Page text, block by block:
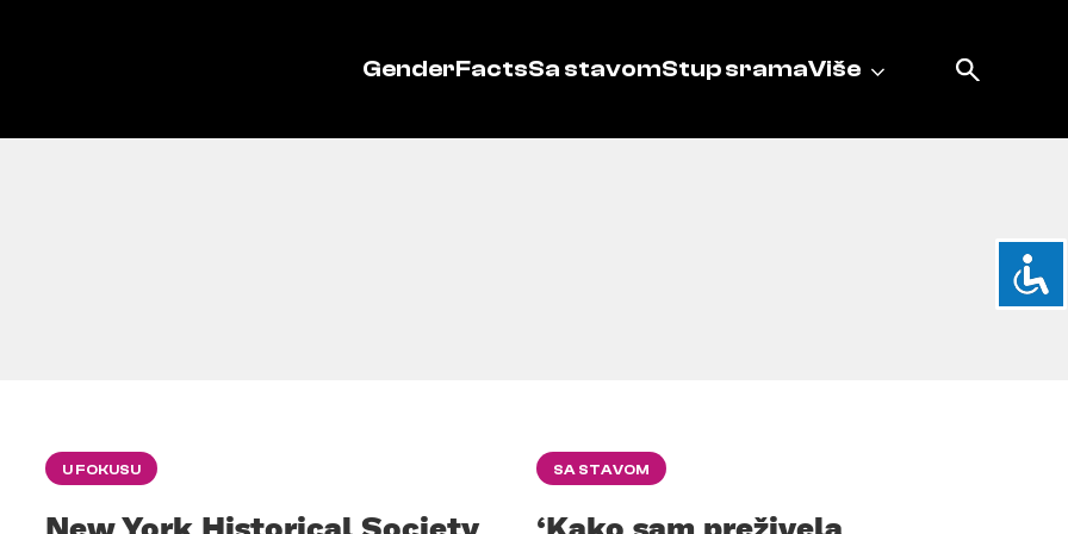
GenderFactsSa stavomStup sramaViše
U FOKUSU SA STAVOM